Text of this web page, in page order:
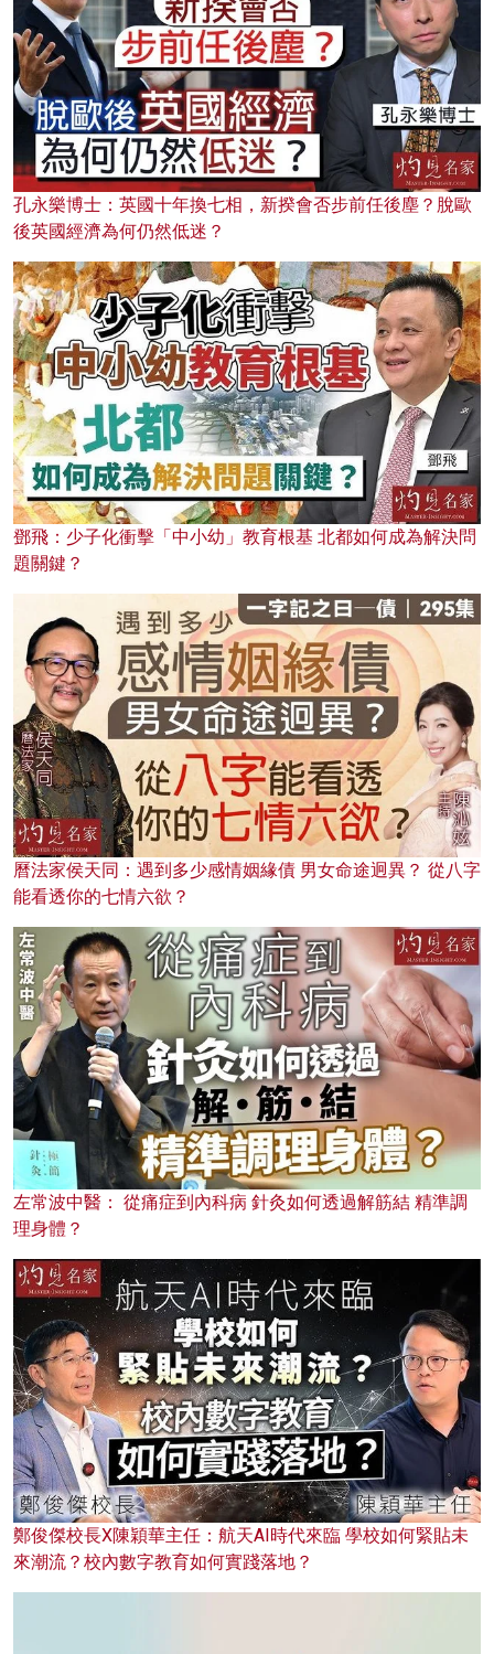
孔永樂博士：英國十年換七相，新揆會否步前任後塵？脫歐
後英國經濟為何仍然低迷？
鄧飛：少子化衝擊「中小幼」教育根基 北都如何成為解決問
題關鍵？
曆法家侯天同：遇到多少感情姻緣債 男女命途迥異？ 從八字
能看透你的七情六欲？
左常波中醫： 從痛症到內科病 針灸如何透過解筋結 精準調
理身體？
鄭俊傑校長X陳穎華主任：航天AI時代來臨 學校如何緊貼未
來潮流？校內數字教育如何實踐落地？